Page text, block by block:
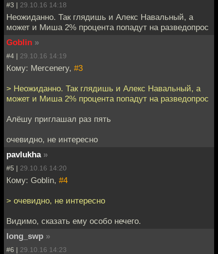
#3 | 29.10.16 14:18
Неожиданно. Так глядишь и Алекс Навальный, а
может и Миша 2% процента попадут на разведопрос
Goblin »
#4 | 29.10.16 14:19
Кому: Mercenery, #3
> Неожиданно. Так глядишь и Алекс Навальный, а
может и Миша 2% процента попадут на разведопрос
Алёшу приглашал раз пять
очевидно, не интересно
pavlukha »
#5 | 29.10.16 14:20
Кому: Goblin, #4
> очевидно, не интересно
Видимо, сказать ему особо нечего.
long_swp »
#6 | 29.10.16 14:23